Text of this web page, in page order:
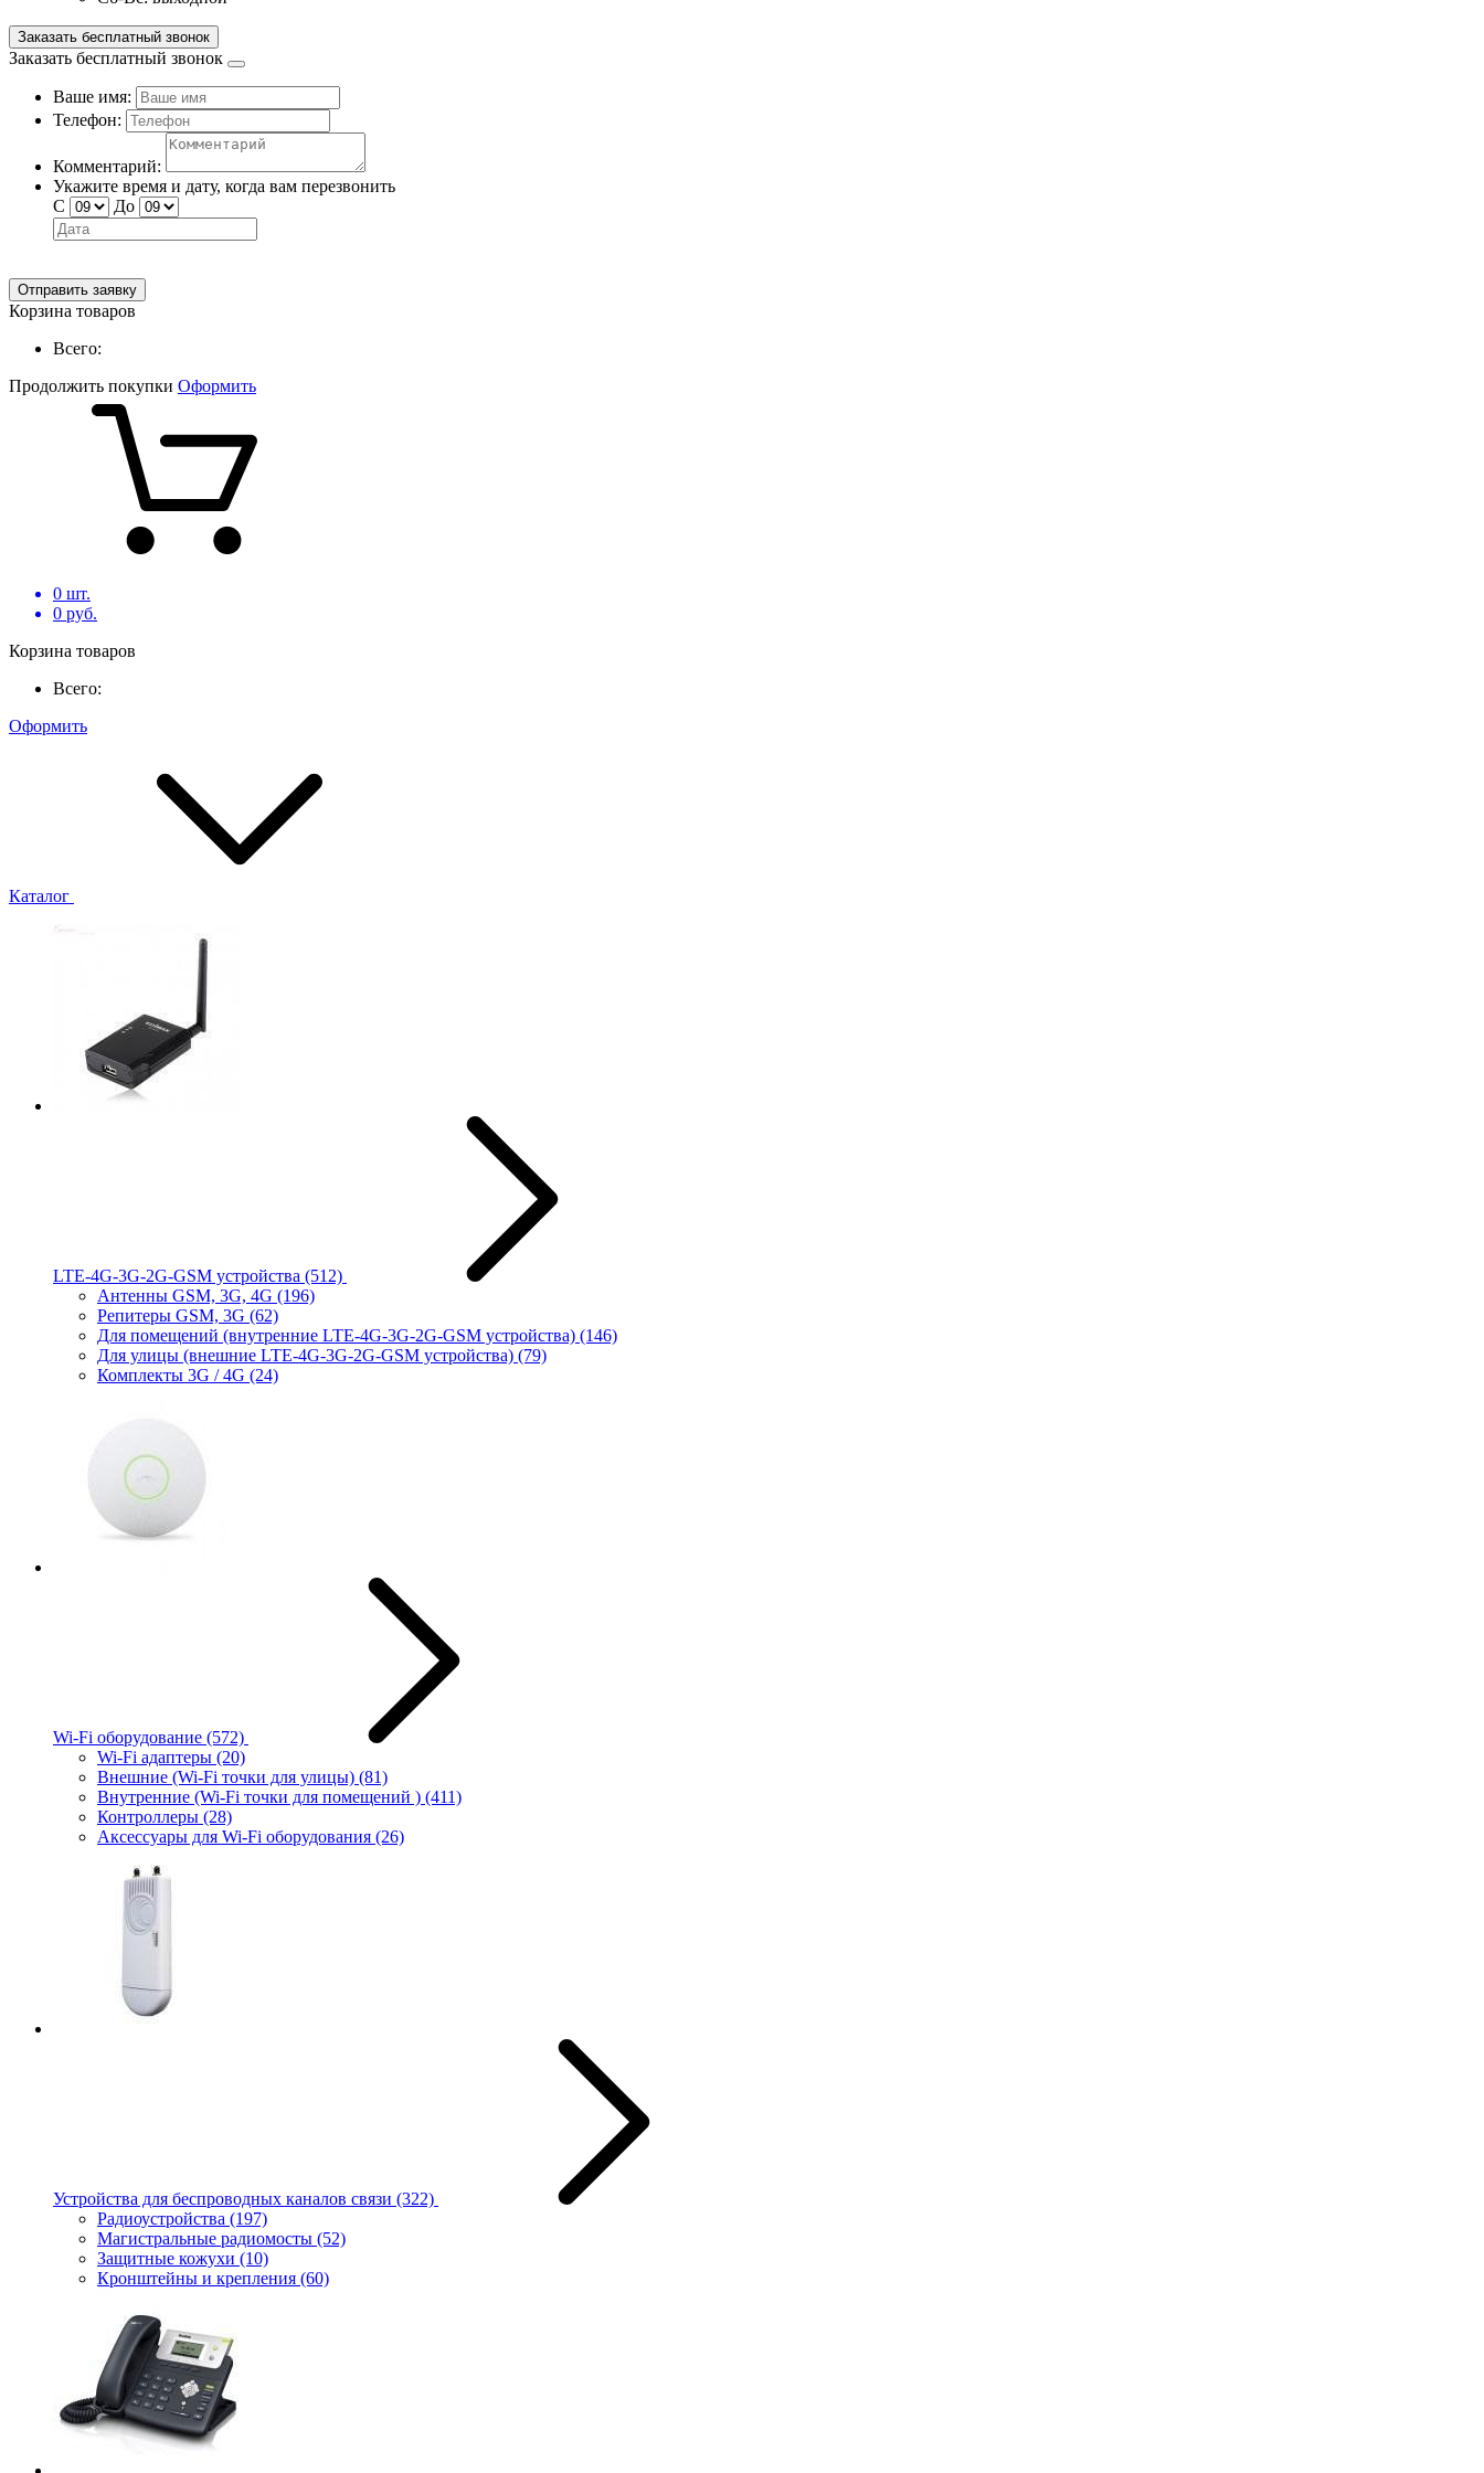
Заказать бесплатный звонок
Заказать бесплатный звонок
Ваше имя:
Телефон:
Комментарий:
Укажите время и дату, когда вам перезвонить
С
До
Отправить заявку
Корзина товаров
Всего:
Продолжить покупки Оформить
0 шт.
0 руб.
Корзина товаров
Всего:
Оформить
Каталог
LTE-4G-3G-2G-GSM устройства (512)
Антенны GSM, 3G, 4G (196)
Репитеры GSM, 3G (62)
Для помещений (внутренние LTE-4G-3G-2G-GSM устройства) (146)
Для улицы (внешние LTE-4G-3G-2G-GSM устройства) (79)
Комплекты 3G / 4G (24)
Wi-Fi оборудование (572)
Wi-Fi адаптеры (20)
Внешние (Wi-Fi точки для улицы) (81)
Внутренние (Wi-Fi точки для помещений ) (411)
Контроллеры (28)
Аксессуары для Wi-Fi оборудования (26)
Устройства для беспроводных каналов связи (322)
Радиоустройства (197)
Магистральные радиомосты (52)
Защитные кожухи (10)
Кронштейны и крепления (60)